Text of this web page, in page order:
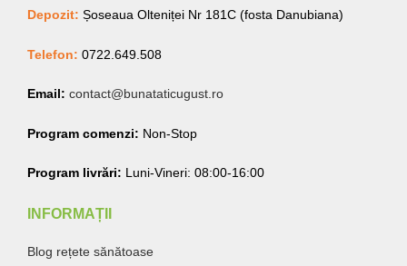
Depozit: Șoseaua Olteniței Nr 181C (fosta Danubiana)
Telefon: 0722.649.508
Email: contact@bunataticugust.ro
Program comenzi: Non-Stop
Program livrări: Luni-Vineri: 08:00-16:00
INFORMAȚII
Blog rețete sănătoase